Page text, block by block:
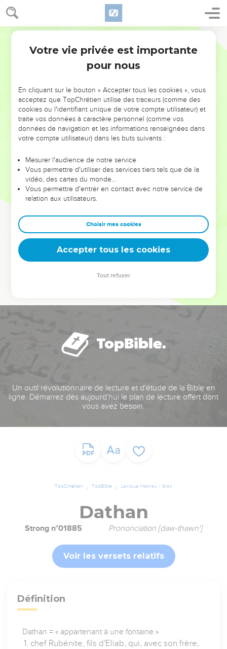
NE MANQUEZ PAS L’ÉVÉNEMENT
DE L’ANNÉE !
ET SI LEURS ERREURS POUVAIENT VOUS ÉVITER LES
VOTRES ?
leur foi ou leur vision. Mais on voit moins les doutes, les erreurs
et les saisons difficiles qu'ils ont traversés, alors même que ce
sont elles qui les ont façonnés.
Dans cette conférence, leaders, entrepreneurs, et responsables
clés pour avancer avec plus de sagesse afin que leurs erreurs
deviennent vos tremplins. Que vous guidiez un ministère, une
équipe, un groupe ou une famille, leur expérience est faite
Un outil révolutionnaire de lecture et d'étude de la Bible en
ligne. Démarrez dès aujourd'hui le plan de lecture offert dont
vous avez besoin.
TopChrétien TopBible Lexique Hébreu / Grec
Dathan
Strong n°01885 Prononciation [daw-thawn']
Voir les versets relatifs
Définition
Dathan = « appartenant à une fontaine »
chef Rubénite, fils d'Eliab, qui, avec son frère,
Votre vie privée est importante
pour nous
En cliquant sur le bouton « Accepter tous les cookies », vous
acceptez que TopChrétien utilise des traceurs (comme des
cookies ou l'identifiant unique de votre compte utilisateur) et
traite vos données à caractère personnel (comme vos
données de navigation et les informations renseignées dans
votre compte utilisateur) dans les buts suivants :
Mesurer l'audience de notre service
Vous permettre d'utiliser des services tiers tels que de la
vidéo, des cartes du monde…
Vous permettre d'entrer en contact avec notre service de
relation aux utilisateurs.
Choisir mes cookies
Accepter tous les cookies
Tout refuser